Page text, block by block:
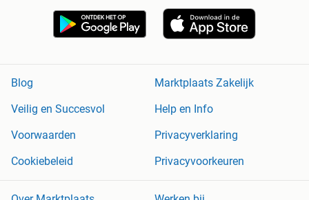
Blog
Marktplaats Zakelijk
Veilig en Succesvol
Help en Info
Voorwaarden
Privacyverklaring
Cookiebeleid
Privacyvoorkeuren